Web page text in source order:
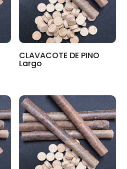
CLAVACOTE DE PINO
Largo